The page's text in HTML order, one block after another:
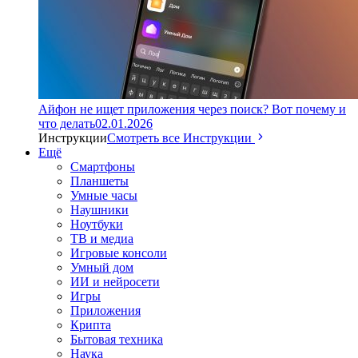
Айфон не ищет приложения через поиск? Вот почему и
что делать02.01.2026
ИнструкцииСмотреть все Инструкции
Ещё
Смартфоны
Планшеты
Умные часы
Наушники
Ноутбуки
ТВ и медиа
Игровые консоли
Умный дом
ИИ и нейросети
Игры
Приложения
Крипта
Бытовая техника
Наука